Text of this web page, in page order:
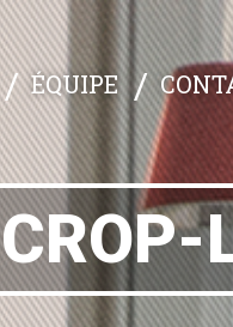
ÉQUIPE